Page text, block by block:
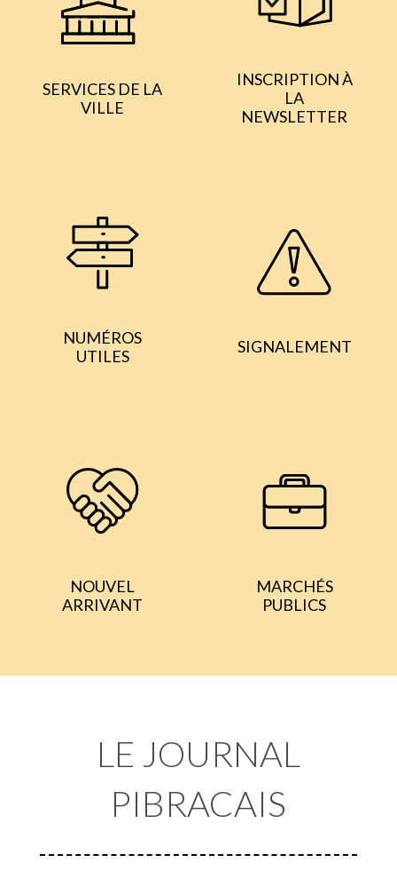
SERVICES DE LA
VILLE
INSCRIPTION À
LA
NEWSLETTER
NUMÉROS
UTILES
SIGNALEMENT
NOUVEL
ARRIVANT
MARCHÉS
PUBLICS
LE JOURNAL
PIBRACAIS